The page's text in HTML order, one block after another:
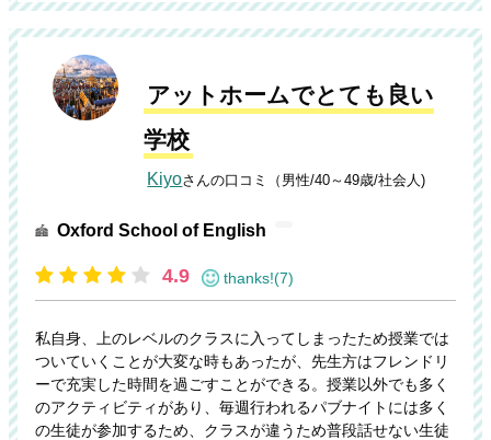
アットホームでとても良い
学校
Kiyoさんの口コミ（男性/40～49歳/社会人)
Oxford School of English
4.9 thanks!(7)
私自身、上のレベルのクラスに入ってしまったため授業では
ついていくことが大変な時もあったが、先生方はフレンドリ
ーで充実した時間を過ごすことができる。授業以外でも多く
のアクティビティがあり、毎週行われるパブナイトには多く
の生徒が参加するため、クラスが違うため普段話せない生徒